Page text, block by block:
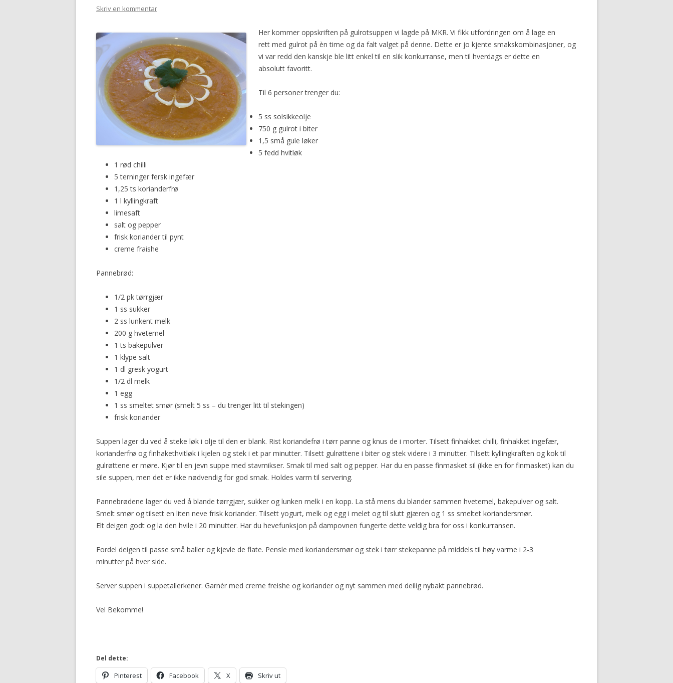
Skriv en kommentar
Her kommer oppskriften på gulrotsuppen vi lagde på MKR. Vi fikk utfordringen om å lage en
rett med gulrot på èn time og da falt valget på denne. Dette er jo kjente smakskombinasjoner, og
vi var redd den kanskje ble litt enkel til en slik konkurranse, men til hverdags er dette en
absolutt favoritt.
Til 6 personer trenger du:
5 ss solsikkeolje
750 g gulrot i biter
1,5 små gule løker
5 fedd hvitløk
1 rød chilli
5 terninger fersk ingefær
1,25 ts korianderfrø
1 l kyllingkraft
limesaft
salt og pepper
frisk koriander til pynt
creme fraishe
Pannebrød:
1/2 pk tørrgjær
1 ss sukker
2 ss lunkent melk
200 g hvetemel
1 ts bakepulver
1 klype salt
1 dl gresk yogurt
1/2 dl melk
1 egg
1 ss smeltet smør (smelt 5 ss – du trenger litt til stekingen)
frisk koriander
Suppen lager du ved å steke løk i olje til den er blank. Rist koriandefrø i tørr panne og knus de i morter. Tilsett finhakket chilli, finhakket ingefær,
korianderfrø og finhakethvitløk i kjelen og stek i et par minutter. Tilsett gulrøttene i biter og stek videre i 3 minutter. Tilsett kyllingkraften og kok til
gulrøttene er møre. Kjør til en jevn suppe med stavmikser. Smak til med salt og pepper. Har du en passe finmasket sil (ikke en for finmasket) kan du
sile suppen, men det er ikke nødvendig for god smak. Holdes varm til servering.
Pannebrødene lager du ved å blande tørrgjær, sukker og lunken melk i en kopp. La stå mens du blander sammen hvetemel, bakepulver og salt.
Smelt smør og tilsett en liten neve frisk koriander. Tilsett yogurt, melk og egg i melet og til slutt gjæren og 1 ss smeltet koriandersmør.
Elt deigen godt og la den hvile i 20 minutter. Har du hevefunksjon på dampovnen fungerte dette veldig bra for oss i konkurransen.
Fordel deigen til passe små baller og kjevle de flate. Pensle med koriandersmør og stek i tørr stekepanne på middels til høy varme i 2-3
minutter på hver side.
Server suppen i suppetallerkener. Garnèr med creme freishe og koriander og nyt sammen med deilig nybakt pannebrød.
Vel Bekomme!
Del dette:
Pinterest Facebook X Skriv ut